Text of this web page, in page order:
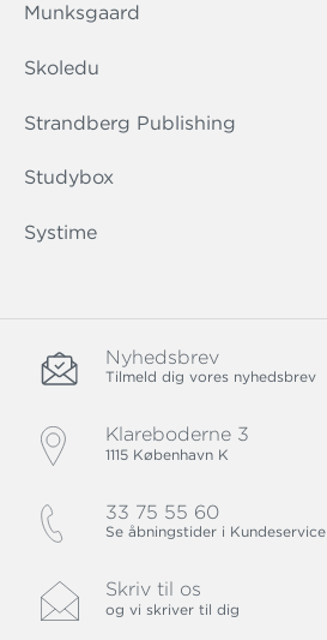
Munksgaard
Skoledu
Strandberg Publishing
Studybox
Systime
Nyhedsbrev
Tilmeld dig vores nyhedsbrev
Klareboderne 3
1115 København K
33 75 55 60
Se åbningstider i Kundeservice
Skriv til os
og vi skriver til dig